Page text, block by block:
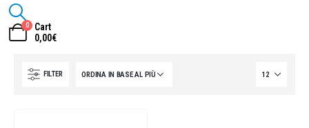
0
Cart
0,00€
FILTER